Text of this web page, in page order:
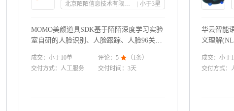
北京陌陌信息技术有限公司 小于3星
MOMO美颜道具SDK基于陌陌深度学习实验
室自研的人脸识别、人脸跟踪、人脸96关键
鼻子、下巴、嘴等部位，提供磨皮美肤、面
部微雕、滤镜、个性化贴纸等多种美颜功
成交： 小于10单 评论： 5  （1条）
交付方式： 人工服务 交付时间： 3天
华云智能
义理解
快速办理
成交：小于
交付方式：